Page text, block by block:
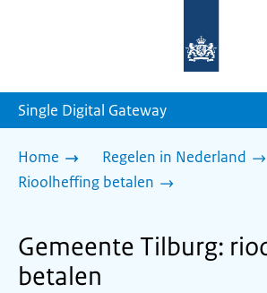
homepage
Single Digital Gateway
Home
Regelen in Nederland
Rioolheffing betalen
Gemeente Tilburg:
betalen